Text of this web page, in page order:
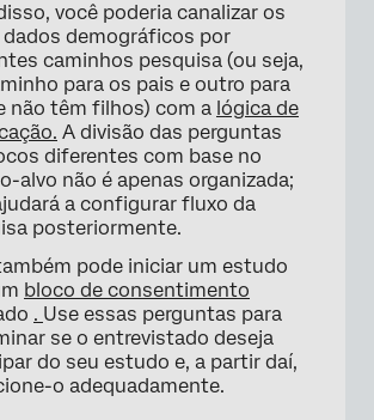
×
você poderia canalizar os
dados demográficos por
caminhos pesquisa (ou seja,
para os pais e outro para
não têm filhos) com a lógica de
A divisão das perguntas
diferentes com base no
alvo não é apenas organizada;
a configurar fluxo da
posteriormente.
pode iniciar um estudo
bloco de consentimento
. Use essas perguntas para
se o entrevistado deseja
do seu estudo e, a partir daí,
o adequadamente.